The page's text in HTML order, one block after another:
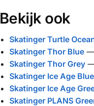
Bekijk ook
Skatinger Turtle
Skatinger Thor Blue—
Skatinger Thor Grey—
Skatinger Ice Age Blue
Skatinger Ice Age
Skatinger PLANS